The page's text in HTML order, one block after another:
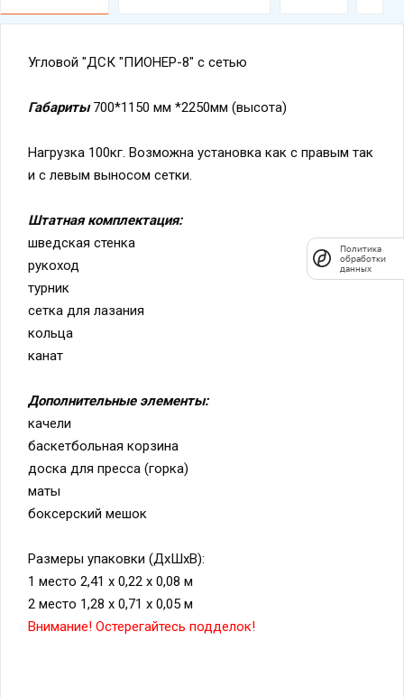
Угловой "ДСК "ПИОНЕР-8" с сетью
Габариты700*1150 мм *2250мм (высота)
Нагрузка 100кг. Возможна установка как с правым так
и с левым выносом сетки.
Штатная комплектация:
шведская стенка
рукоход
турник
сетка для лазания
кольца
канат
Дополнительные элементы:
качели
баскетбольная корзина
доска для пресса (горка)
маты
боксерский мешок
Размеры упаковки (ДхШхВ):
1 место 2,41 х 0,22 х 0,08 м
2 место 1,28 х 0,71 х 0,05 м
Внимание! Остерегайтесь подделок!
Политика
обработки
данных